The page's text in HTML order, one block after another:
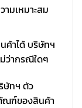
มเหมาะสม
ค้าได้ บริษัทฯ
ว่ากรณีใดๆ
ษัทฯ ตัว
ณฑ์ของสินค้า